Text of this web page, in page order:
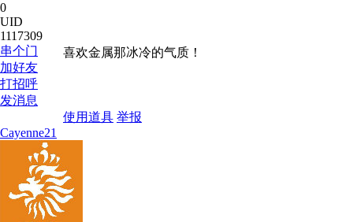
0
UID
1117309
串个门
加好友
打招呼
发消息
喜欢金属那冰冷的气质！
使用道具 举报
Cayenne21